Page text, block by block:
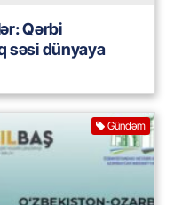
Qərbi
səsi dünyaya
Gündəm